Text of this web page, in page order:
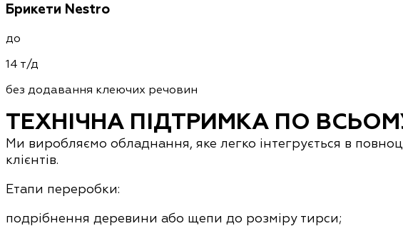
Брикети Nestro
до
14 т/д
без додавання клеючих речовин
ТЕХНІЧНА ПІДТРИМКА ПО
Ми виробляємо обладнання, яке легко інтегрується в
клієнтів.
Етапи переробки:
подрібнення деревини або щепи до розміру тирси;